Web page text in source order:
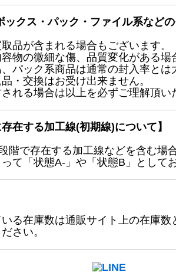
ックス・パック・ファイル系など
品が含まれる場合もございます。
物の微細な傷、品質変化がある場
パック系商品は通常の封入率と
・交換はお受け出来ません。
れる場合は以上を必ずご理解頂
在する加工線(初期線)について】
階で存在する加工線などを含む場
て「状態A-」や「状態B」として
る在庫数は通販サイト上の在庫
さい。